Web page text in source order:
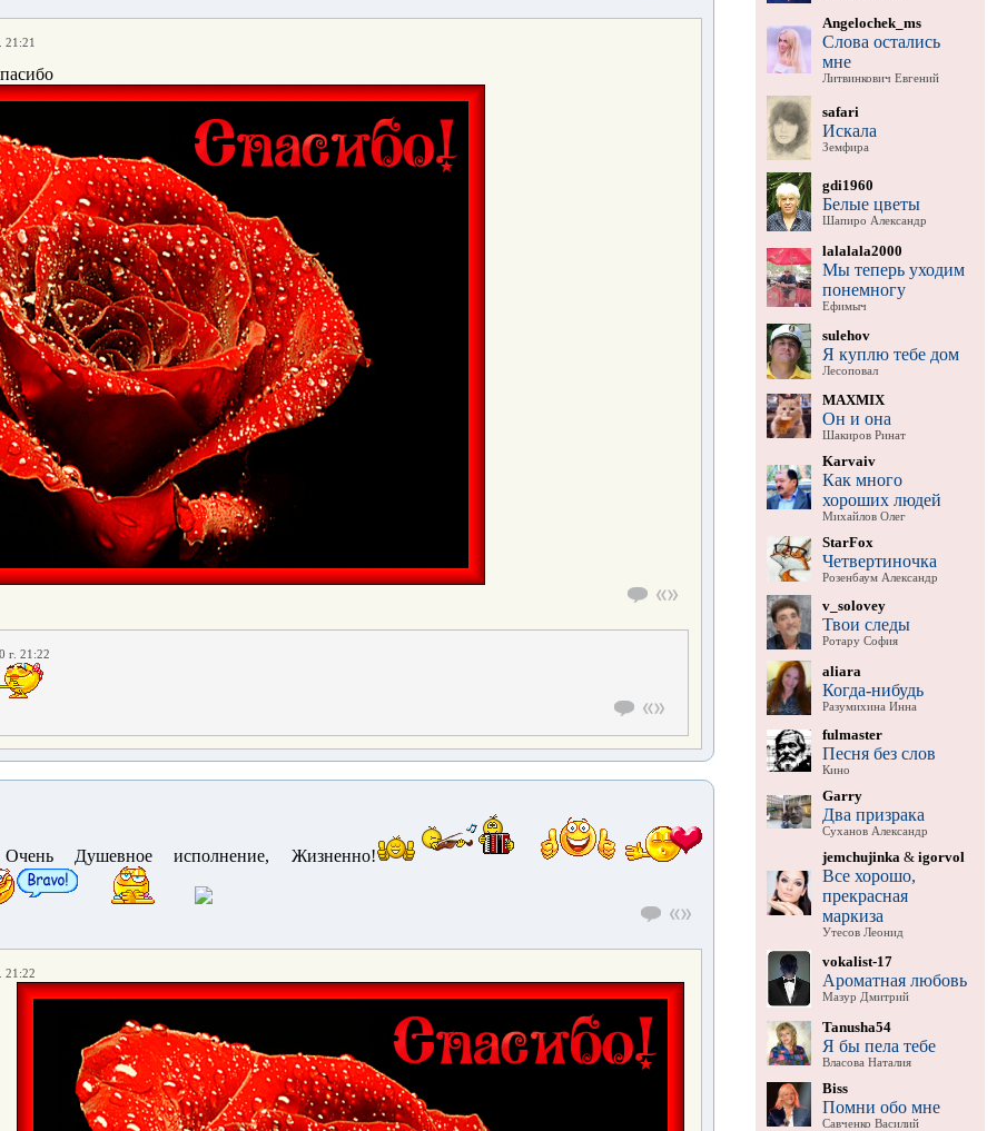
21:21
г. 21:22
Очень Душевное исполнение, Жизненно!
21:22
Angelochek_ms
Слова остались
мне
Литвинкович Евгений
safari
Искала
Земфира
gdi1960
Белые цветы
Шапиро Александр
lalalala2000
Мы теперь уходим
понемногу
Ефимыч
sulehov
Я куплю тебе дом
Лесоповал
MAXMIX
Он и она
Шакиров Ринат
Karvaiv
Как много
хороших людей
Михайлов Олег
StarFox
Четвертиночка
Розенбаум Александр
v_solovey
Твои следы
Ротару София
aliara
Когда-нибудь
Разумихина Инна
fulmaster
Песня без слов
Кино
Garry
Два призрака
Суханов Александр
jemchujinka & igorvol
Все хорошо,
прекрасная
маркиза
Утесов Леонид
vokalist-17
Ароматная любовь
Мазур Дмитрий
Tanusha54
Я бы пела тебе
Власова Наталия
Biss
Помни обо мне
Савченко Василий